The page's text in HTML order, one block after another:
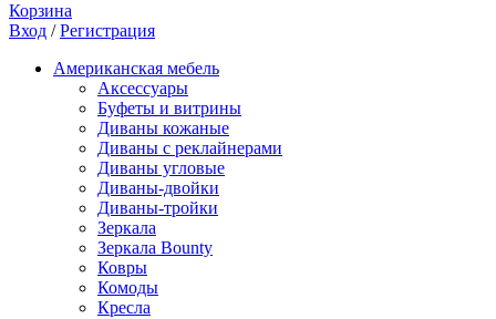
Корзина
Вход /Регистрация
Американская мебель
Аксессуары
Буфеты и витрины
Диваны кожаные
Диваны с реклайнерами
Диваны угловые
Диваны-двойки
Диваны-тройки
Зеркала
Зеркала Bounty
Ковры
Комоды
Кресла